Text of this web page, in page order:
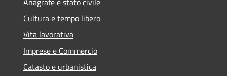
Cultura e tempo libero
Vita lavorativa
Imprese e Commercio
Catasto e urbanistica